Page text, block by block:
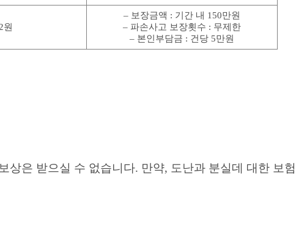
원
– 보장금액 : 기간 내 150만원
– 파손사고 보장횟수 : 무제한
– 본인부담금 : 건당 5만원
은 받으실 수 없습니다. 만약, 도난과 분실데 대한 보험